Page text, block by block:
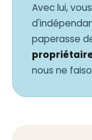
Avec lui,
paperasse
nous ne